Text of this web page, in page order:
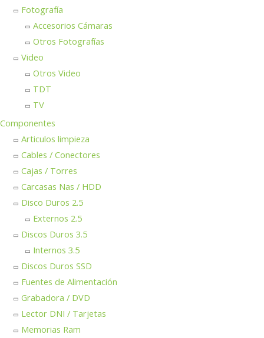
Fotografía
Accesorios Cámaras
Otros Fotografías
Video
Otros Video
TDT
TV
Componentes
Articulos limpieza
Cables / Conectores
Cajas / Torres
Carcasas Nas / HDD
Disco Duros 2.5
Externos 2.5
Discos Duros 3.5
Internos 3.5
Discos Duros SSD
Fuentes de Alimentación
Grabadora / DVD
Lector DNI / Tarjetas
Memorias Ram